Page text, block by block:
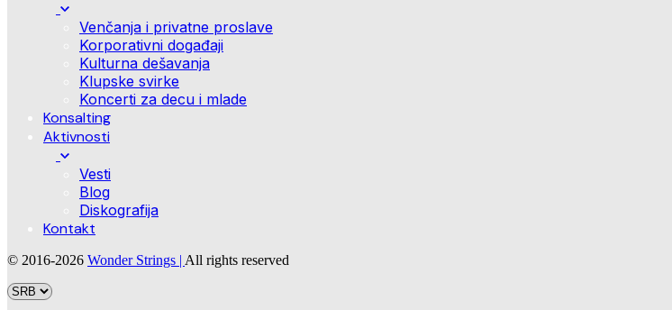
Venčanja i privatne proslave
Korporativni događaji
Kulturna dešavanja
Klupske svirke
Koncerti za decu i mlade
Konsalting
Aktivnosti
Vesti
Blog
Diskografija
Kontakt
© 2016-2026 Wonder Strings | All rights reserved